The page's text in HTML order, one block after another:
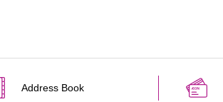
Address Book